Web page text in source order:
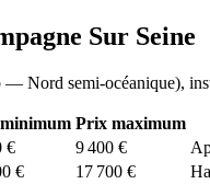
Sur Seine
— Nord semi-océanique),
Prix maximum
€ 9 400 €
€ 17 700 €